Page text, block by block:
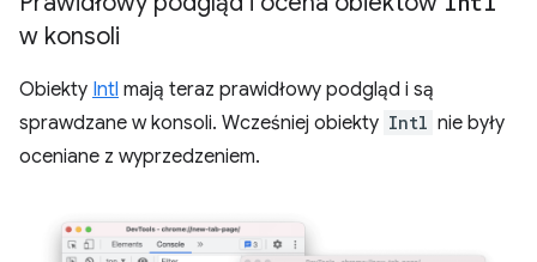
w konsoli
Obiekty Intl mają teraz prawidłowy podgląd i są
sprawdzane w konsoli. Wcześniej obiekty Intl nie były
oceniane z wyprzedzeniem.